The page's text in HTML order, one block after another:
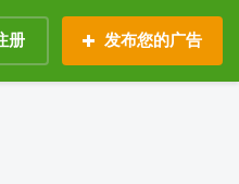
册 发布您的广告